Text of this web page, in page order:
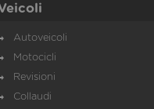
Autoveicoli
Motocicli
Revisioni
Collaudi